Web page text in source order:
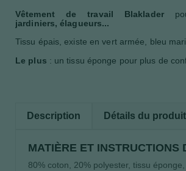
Vêtement de travail Blaklader
jardiniers, élagueurs...
Tissu épais, existe en vert armée, bleu
Le plus : un tissu éponge pour plus de
Description Détails du produit
MATIÈRE ET INSTRUCTIONS
80% coton, 20% polyester, tissu éponge,